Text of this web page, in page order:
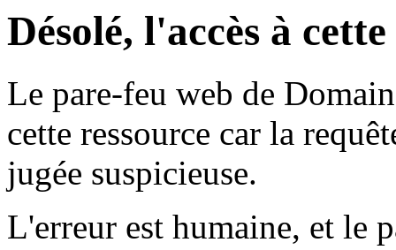
Désolé, l'accès à
Le pare-feu web de
cette ressource car la
jugée suspicieuse.
L'erreur est humaine, et le